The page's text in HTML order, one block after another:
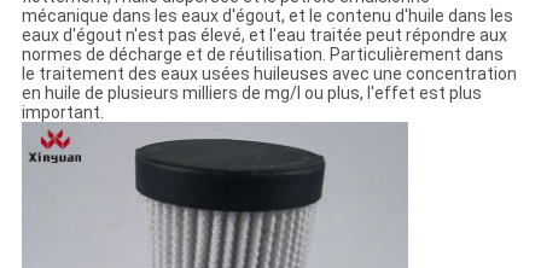
mécanique dans les eaux d'égout, et le contenu d'huile dans les
eaux d'égout n'est pas élevé, et l'eau traitée peut répondre aux
normes de décharge et de réutilisation. Particulièrement dans
le traitement des eaux usées huileuses avec une concentration
en huile de plusieurs milliers de mg/l ou plus, l'effet est plus
important.